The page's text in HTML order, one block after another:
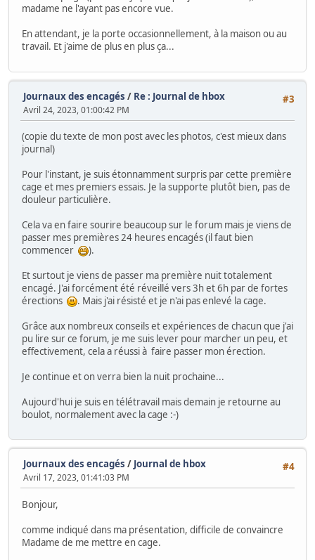
madame ne l'ayant pas encore vue.
En attendant, je la porte occasionnellement, à la maison ou au
travail. Et j'aime de plus en plus ça...
#3
Journaux des encagés / Re : Journal de hbox
Avril 24, 2023, 01:00:42 PM
(copie du texte de mon post avec les photos, c'est mieux dans
journal)
Pour l'instant, je suis étonnamment surpris par cette première
cage et mes premiers essais. Je la supporte plutôt bien, pas de
douleur particulière.
Cela va en faire sourire beaucoup sur le forum mais je viens de
passer mes premières 24 heures encagés (il faut bien
commencer
).
Et surtout je viens de passer ma première nuit totalement
encagé. J'ai forcément été réveillé vers 3h et 6h par de fortes
érections
. Mais j'ai résisté et je n'ai pas enlevé la cage.
Grâce aux nombreux conseils et expériences de chacun que j'ai
pu lire sur ce forum, je me suis lever pour marcher un peu, et
effectivement, cela a réussi à faire passer mon érection.
Je continue et on verra bien la nuit prochaine...
Aujourd'hui je suis en télétravail mais demain je retourne au
boulot, normalement avec la cage :-)
#4
Journaux des encagés / Journal de hbox
Avril 17, 2023, 01:41:03 PM
Bonjour,
comme indiqué dans ma présentation, difficile de convaincre
Madame de me mettre en cage.